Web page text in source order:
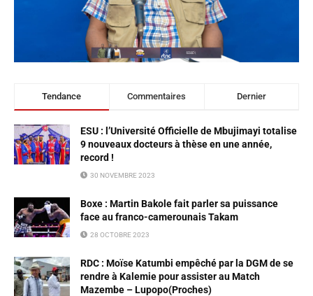
Tendance Commentaires Dernier
ESU : l’Université Officielle de Mbujimayi totalise
9 nouveaux docteurs à thèse en une année,
record !
30 NOVEMBRE 2023
Boxe : Martin Bakole fait parler sa puissance
face au franco-camerounais Takam
28 OCTOBRE 2023
RDC : Moïse Katumbi empêché par la DGM de se
rendre à Kalemie pour assister au Match
Mazembe – Lupopo(Proches)